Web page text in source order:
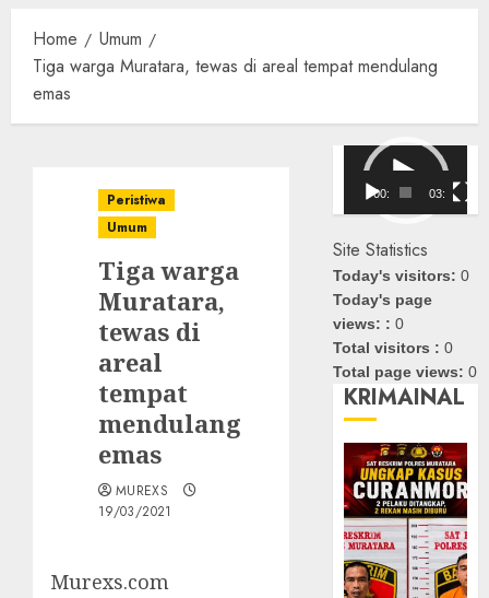
Home
Umum
Tiga warga Muratara, tewas di areal tempat mendulang
emas
Peristiwa
Umum
Tiga warga
Muratara,
tewas di
areal
tempat
mendulang
emas
MUREXS
19/03/2021
Murexs.com
Pemutar
Video
00:00 03:08
Site Statistics
Today's visitors:0
Today's page
views: :0
Total visitors :0
Total page views:0
KRIMAINAL